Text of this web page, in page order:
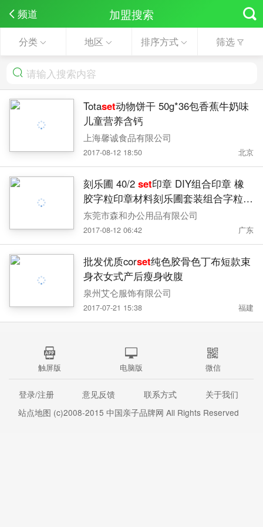
频道 加盟搜索
分类 地区 排序方式 筛选
Totaset动物饼干 50g*36包香蕉牛奶味
儿童营养含钙
上海馨诚食品有限公司
2017-08-12 18:50 北京
刻乐圃 40/2 set印章 DIY组合印章 橡
胶字粒印章材料刻乐圃套装组合字粒印
章
东莞市森和办公用品有限公司
2017-08-12 06:42 广东
批发优质corset纯色胶骨色丁布短款束
身衣女式产后瘦身收腹
泉州艾仑服饰有限公司
2017-07-21 15:38 福建
触屏版 电脑版 微信
登录/注册 意见反馈 联系方式
关于我们
站点地图 (c)2008-2015 中国亲子品牌网 All Rights Reserved